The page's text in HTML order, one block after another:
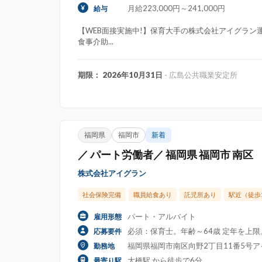
給与 月給223,000円～241,000円
【WEB面接実施中!】保育大手の株式会社アイグラ
食事介助...
期限： 2026年10月31日 - 広島公共職業安定所
福岡県 福岡市 新着
／ パート労働者／ 福岡県 福岡市 南区
株式会社アイグラン
社会保険完備 職員給食あり 託児所あり 駅近（徒
雇用形態 パート・アルバイト
応募要件 必須：保育士。年齢～64歳 定年を上
勤務地 福岡県福岡市南区向野2丁目11番5号